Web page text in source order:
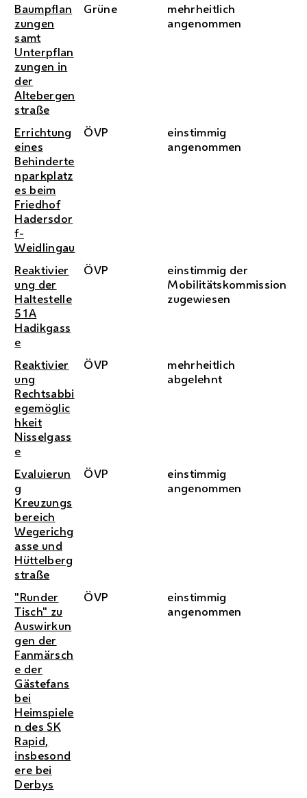
Baumpflan
zungen
samt
Unterpflan
zungen in
der
Altebergen
straße
Grüne
mehrheitlich
angenommen
Errichtung
eines
Behinderte
nparkplatz
es beim
Friedhof
Hadersdor
f-
Weidlingau
ÖVP
einstimmig
angenommen
Reaktivier
ung der
Haltestelle
51A
Hadikgass
e
ÖVP
einstimmig der
Mobilitätskommission
zugewiesen
Reaktivier
ung
Rechtsabbi
egemöglic
hkeit
Nisselgass
e
ÖVP
mehrheitlich
abgelehnt
Evaluierun
g
Kreuzungs
bereich
Wegerichg
asse und
Hüttelberg
straße
ÖVP
einstimmig
angenommen
"Runder
Tisch" zu
Auswirkun
gen der
Fanmärsch
e der
Gästefans
bei
Heimspiele
n desSK
Rapid,
insbesond
ere bei
Derbys
ÖVP
einstimmig
angenommen